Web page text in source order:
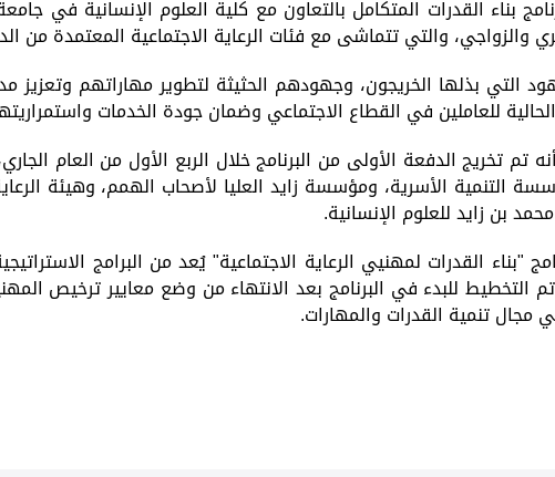
والزواجي، والتي تتماشى مع فئات الرعاية الاجتماعية المعتمدة
التي بذلها الخريجون، وجهودهم الحثيثة لتطوير مهاراتهم وتعزيز
للعاملين في القطاع الاجتماعي وضمان جودة الخدمات
التنمية الأسرية، ومؤسسة زايد العليا لأصحاب الهمم، وهيئة
بن زايد للعلوم الإنسانية.
"بناء القدرات لمهنيي الرعاية الاجتماعية" يُعد من البرامج
التخطيط للبدء في البرنامج بعد الانتهاء من وضع معايير ترخيص
مجال تنمية القدرات والمهارات.